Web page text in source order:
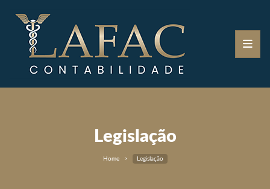
Legislação
Home Legislação